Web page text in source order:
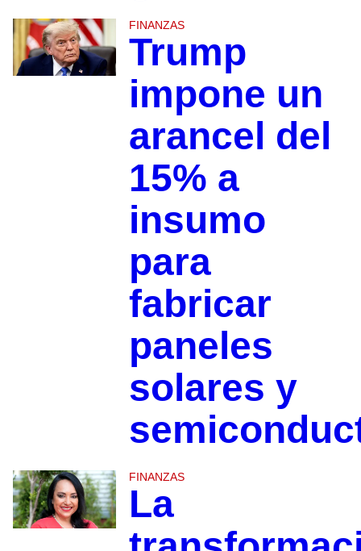
FINANZAS
Trump
impone un
arancel del
15% a
insumo
para
fabricar
paneles
solares y
FINANZAS
La